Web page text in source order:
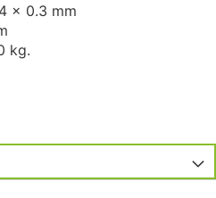
x 0.3 mm
kg.